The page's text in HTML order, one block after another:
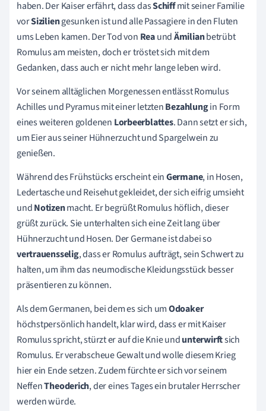
haben. Der Kaiser erfährt, dass dasSchiffmit seiner Familie
vorSiziliengesunken ist und alle Passagiere in den Fluten
ums Leben kamen. Der Tod von ReaundÄmilianbetrübt
Romulus am meisten, doch er tröstet sich mit dem
Gedanken, dass auch er nicht mehr lange leben wird.
Vor seinem alltäglichen Morgenessen entlässt Romulus
Achilles und Pyramus mit einer letztenBezahlungin Form
eines weiteren goldenen Lorbeerblattes. Dann setzt er sich,
um Eier aus seiner Hühnerzucht und Spargelwein zu
genießen.
Während des Frühstücks erscheint einGermane, in Hosen,
Ledertasche und Reisehut gekleidet, der sich eifrig umsieht
undNotizenmacht. Er begrüßt Romulus höflich, dieser
grüßt zurück. Sie unterhalten sich eine Zeit lang über
Hühnerzucht und Hosen. Der Germane ist dabei so
vertrauensselig, dass er Romulus aufträgt, sein Schwert zu
halten, um ihm das neumodische Kleidungsstück besser
präsentieren zu können.
Als dem Germanen, bei dem es sich umOdoaker
höchstpersönlich handelt, klar wird, dass er mit Kaiser
Romulus spricht, stürzt er auf die Knie undunterwirftsich
Romulus. Er verabscheue Gewalt und wolle diesem Krieg
hier ein Ende setzen. Zudem fürchte er sich vor seinem
NeffenTheoderich, der eines Tages ein brutaler Herrscher
werden würde.